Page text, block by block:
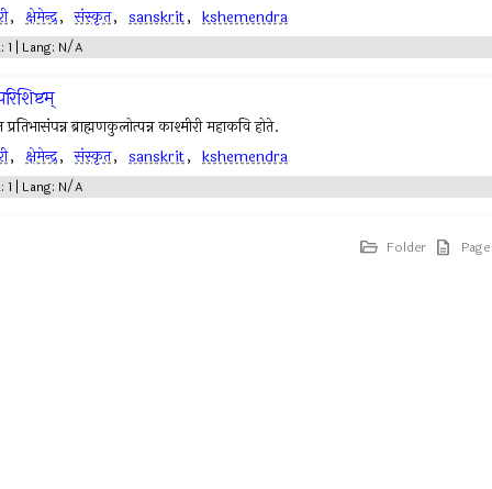
, क्षेमेन्द्र, संस्कृत, sanskrit, kshemendra
1 | Lang: N/A
ब्राह्मणकुलोत्पन्न काश्मीरी महाकवि होते.
, क्षेमेन्द्र, संस्कृत, sanskrit, kshemendra
1 | Lang: N/A
Folder Page